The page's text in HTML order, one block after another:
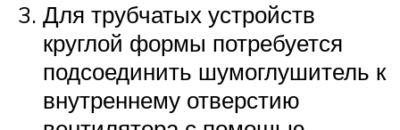
Для трубчатых устройств
круглой формы потребуется
подсоединить шумоглушитель к
внутреннему отверстию